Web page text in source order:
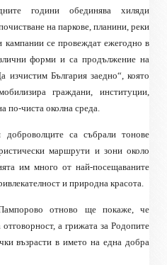
години обединява хиляди
на паркове, планини, реки
кампании се провеждат ежегодно в
форми и са продължение на
изчистим България заедно“, която
граждани, институции,
по-чиста околна среда.
са събрали тонове
маршрути и зони около
им много от най-посещаваните
и природна красота.
отново ще покаже, че
а грижата за Родопите
възрасти в името на една добра